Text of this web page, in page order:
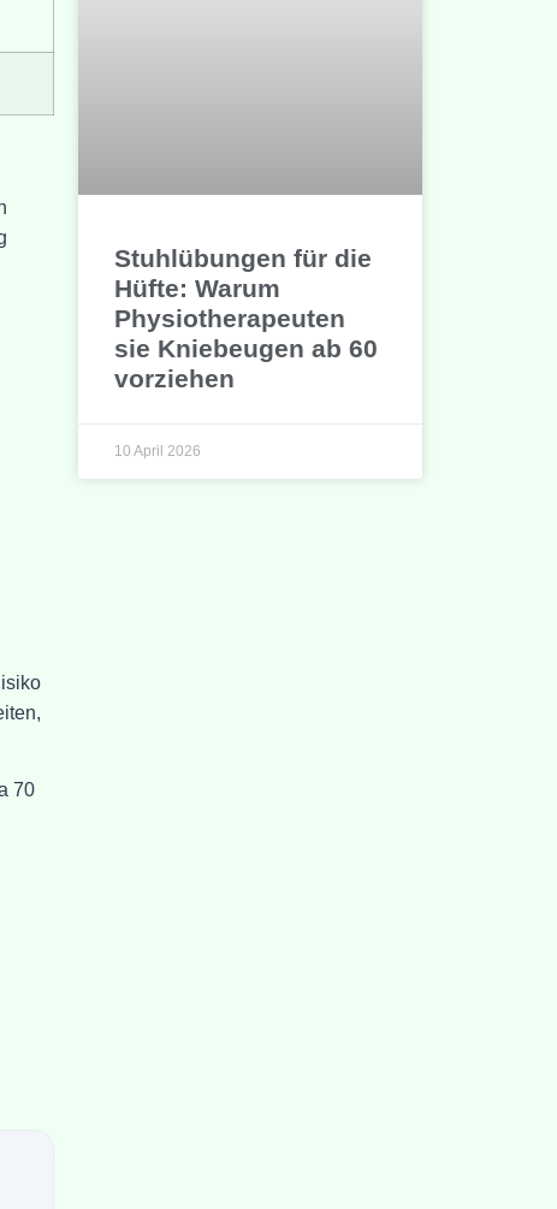
Stuhlübungen für die
Hüfte: Warum
Physiotherapeuten
sie Kniebeugen ab 60
vorziehen
10 April 2026
70